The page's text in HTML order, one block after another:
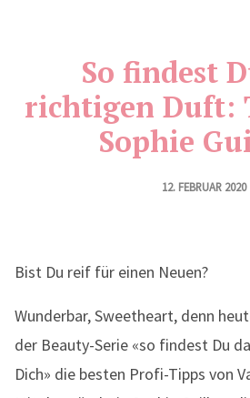
So findest
richtigen Duft:
Sophie
12. FEBRUAR 2020
Bist Du reif für einen Neuen?
Wunderbar, Sweetheart, denn
der Beauty-Serie «so findest Du
Dich» die besten Profi-Tipps von